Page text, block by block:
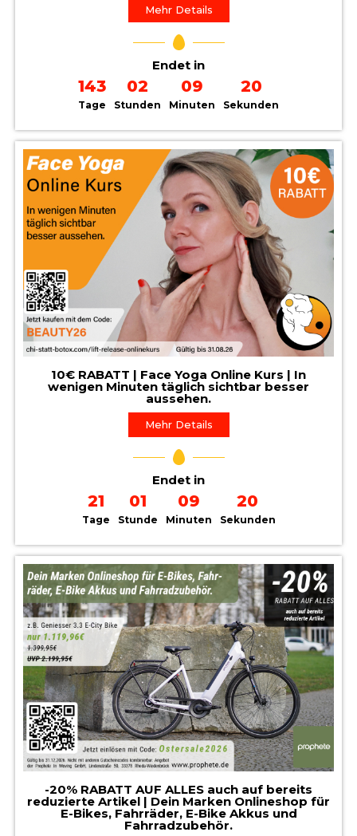
Mehr Details
Endet in
143
Tage
02
Stunden
09
Minuten
19
Sekunden
10€ RABATT | Face Yoga Online Kurs | In
wenigen Minuten täglich sichtbar besser
aussehen.
Mehr Details
Endet in
21
Tage
01
Stunde
09
Minuten
19
Sekunden
-20% RABATT AUF ALLES auch auf bereits
reduzierte Artikel | Dein Marken Onlineshop für
E-Bikes, Fahrräder, E-Bike Akkus und
Fahrradzubehör.